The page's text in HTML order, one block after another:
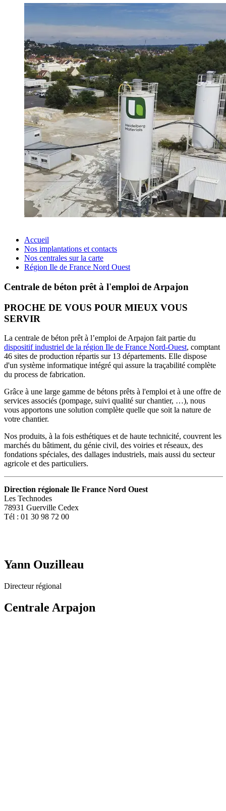
Accueil
Nos implantations et contacts
Nos centrales sur la carte
Région Ile de France Nord Ouest
Centrale de béton prêt à l'emploi de Arpajon
PROCHE DE VOUS POUR MIEUX VOUS
SERVIR
La centrale de béton prêt à l’emploi de Arpajon fait partie du
dispositif industriel de la région Ile de France Nord-Ouest, comptant
46 sites de production répartis sur 13 départements. Elle dispose
d'un système informatique intégré qui assure la traçabilité complète
du process de fabrication.
Grâce à une large gamme de bétons prêts à l'emploi et à une offre de
services associés (pompage, suivi qualité sur chantier, …), nous
vous apportons une solution complète quelle que soit la nature de
votre chantier.
Nos produits, à la fois esthétiques et de haute technicité, couvrent les
marchés du bâtiment, du génie civil, des voiries et réseaux, des
fondations spéciales, des dallages industriels, mais aussi du secteur
agricole et des particuliers.
Direction régionale Ile France Nord Ouest
Les Technodes
78931 Guerville Cedex
Tél : 01 30 98 72 00
Yann Ouzilleau
Directeur régional
Centrale Arpajon